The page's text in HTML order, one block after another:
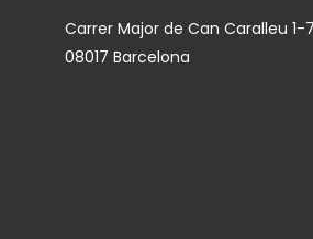
Carrer Major de Can Caralleu 1-
08017 Barcelona